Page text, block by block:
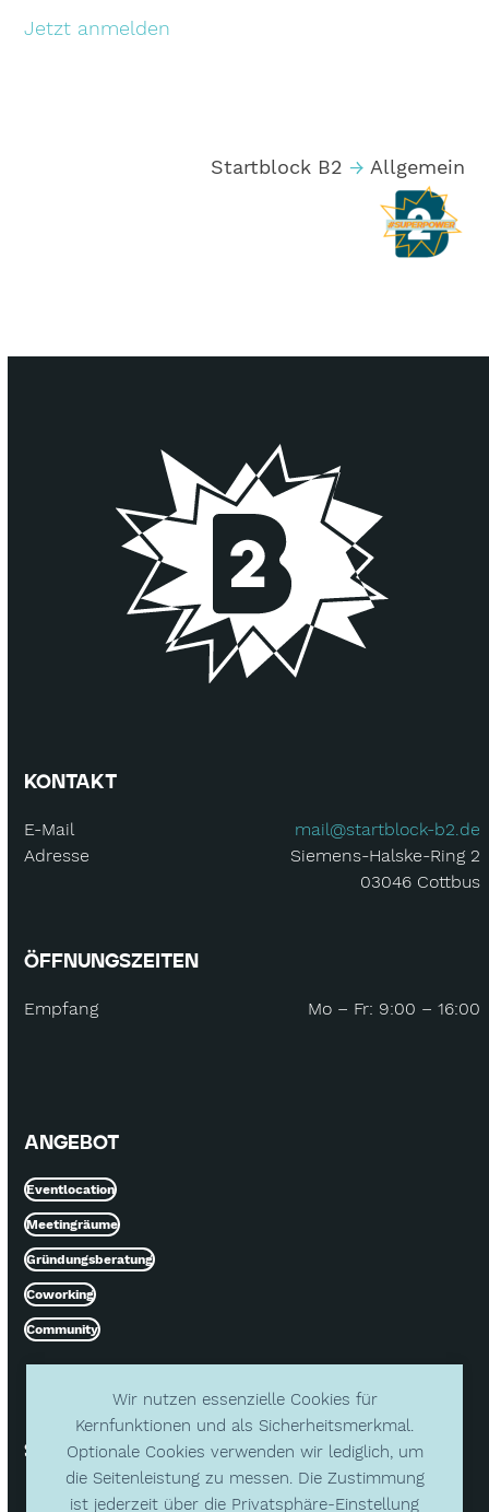
Wir nutzen essenzielle Cookies für
Kernfunktionen und als Sicherheitsmerkmal.
Optionale Cookies verwenden wir lediglich, um
die Seitenleistung zu messen. Die Zustimmung
ist jederzeit über die Privatsphäre-Einstellung
Jetzt anmelden
Startblock B2 → Allgemein
KONTAKT
E-Mail
mail@startblock-b2.de
Adresse
Siemens-Halske-Ring 2
03046 Cottbus
ÖFFNUNGSZEITEN
Empfang Mo – Fr: 9:00 – 16:00
ANGEBOT
Eventlocation
Meetingräume
Gründungsberatung
Coworking
Community
SOCIAL MEDIA